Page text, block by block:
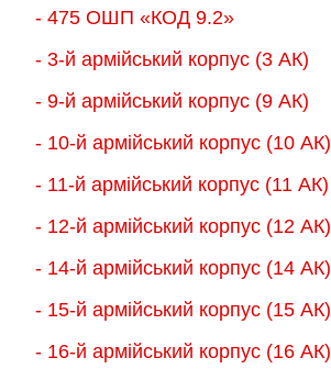
- 475 ОШП «КОД 9.2»
- 3-й армійський корпус (3 АК)
- 9-й армійський корпус (9 АК)
- 10-й армійський корпус (10 АК)
- 11-й армійський корпус (11 АК)
- 12-й армійський корпус (12 АК)
- 14-й армійський корпус (14 АК)
- 15-й армійський корпус (15 АК)
- 16-й армійський корпус (16 АК)